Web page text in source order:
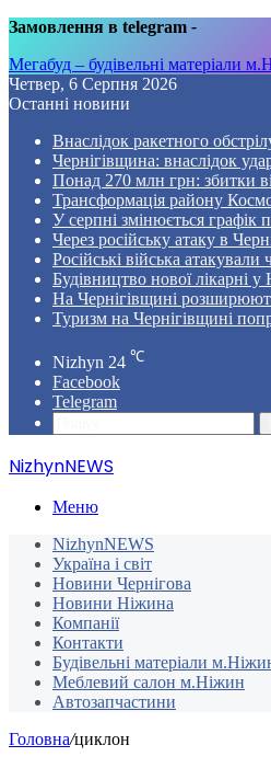
Замовлення в telegram -
Мегабуд – будівельні матеріали
Четвер, 6 Серпня 2026
Останні новини
Внаслідок ракетного
Чернігівщина: внаслідок
Понад 270 млн грн: збитки
Трансформація району
У серпні змінюється графік
Через російську атаку в
Російські війська
Будівництво нової лікарні у
На Чернігівщині
Туризм на Чернігівщині
Nizhyn 24 ℃
Facebook
Telegram
NizhynNEWS
Меню
NizhynNEWS
Україна і світ
Новини Чернігова
Новини Ніжина
Компанії
Контакти
Будівельні матеріали
Меблевий салон м.Ніжин
Автозапчастини
Головна/циклон